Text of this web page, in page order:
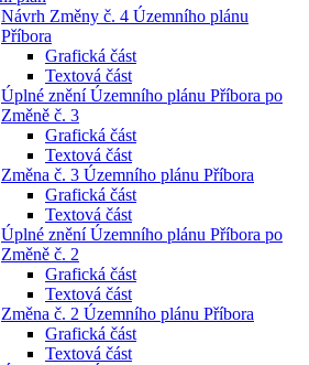
Návrh Změny č. 4 Územního plánu
Příbora
Grafická část
Textová část
Úplné znění Územního plánu Příbora po
Změně č. 3
Grafická část
Textová část
Změna č. 3 Územního plánu Příbora
Grafická část
Textová část
Úplné znění Územního plánu Příbora po
Změně č. 2
Grafická část
Textová část
Změna č. 2 Územního plánu Příbora
Grafická část
Textová část